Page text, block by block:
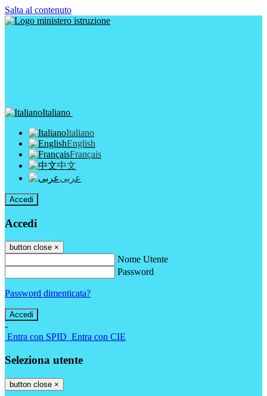
Salta al contenuto
Italiano
Italiano
English
Français
中文
عربى
Accedi
Accedi
button close ×
Nome Utente
Password
Password dimenticata?
-
Entra con SPID Entra con CIE
Seleziona utente
button close ×